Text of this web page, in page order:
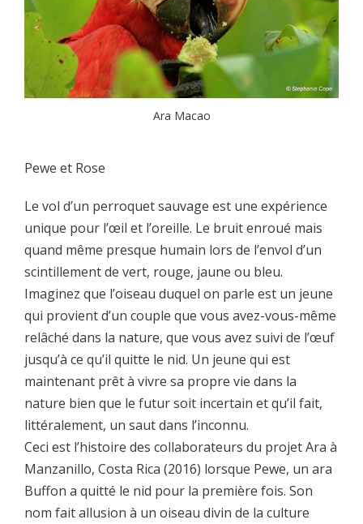
Ara Macao
Pewe et Rose
Le vol d’un perroquet sauvage est une expérience
unique pour l’œil et l’oreille. Le bruit enroué mais
quand même presque humain lors de l’envol d’un
scintillement de vert, rouge, jaune ou bleu.
Imaginez que l’oiseau duquel on parle est un jeune
qui provient d’un couple que vous avez-vous-même
relâché dans la nature, que vous avez suivi de l’œuf
jusqu’à ce qu’il quitte le nid. Un jeune qui est
maintenant prêt à vivre sa propre vie dans la
nature bien que le futur soit incertain et qu’il fait,
littéralement, un saut dans l’inconnu.
Ceci est l’histoire des collaborateurs du projet Ara à
Manzanillo, Costa Rica (2016) lorsque Pewe, un ara
Buffon a quitté le nid pour la première fois. Son
nom fait allusion à un oiseau divin de la culture